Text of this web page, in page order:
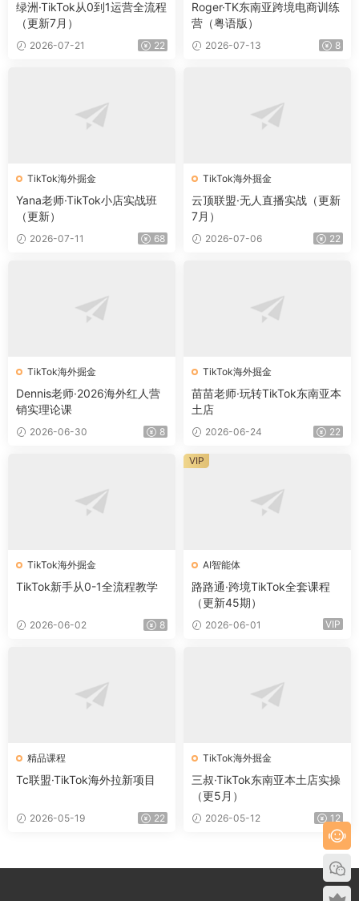
绿洲·TikTok从0到1运营全流程
（更新7月）
2026-07-21 22
Roger·TK东南亚跨境电商训练
营（粤语版）
2026-07-13 8
TikTok海外掘金
Yana老师·TikTok小店实战班
（更新）
2026-07-11 68
TikTok海外掘金
云顶联盟·无人直播实战（更新
7月）
2026-07-06 22
TikTok海外掘金
Dennis老师·2026海外红人营
销实理论课
2026-06-30 8
TikTok海外掘金
苗苗老师·玩转TikTok东南亚本
土店
2026-06-24 22
TikTok海外掘金
TikTok新手从0-1全流程教学
2026-06-02 8
AI智能体
路路通·跨境TikTok全套课程
（更新45期）
2026-06-01 VIP
VIP
精品课程
Tc联盟·TikTok海外拉新项目
2026-05-19 22
TikTok海外掘金
三叔·TikTok东南亚本土店实操
（更5月）
2026-05-12 12